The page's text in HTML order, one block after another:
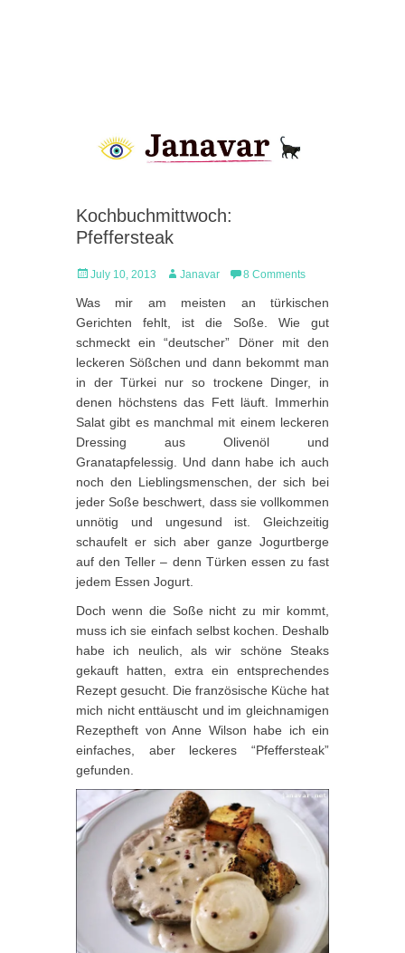
Kochbuchmittwoch:
Pfeffersteak
Posted
July 10, 2013 Author
Janavar 8 Comments
Was mir am meisten an türkischen
Gerichten fehlt, ist die Soße. Wie gut
schmeckt ein “deutscher” Döner mit den
leckeren Sößchen und dann bekommt man
in der Türkei nur so trockene Dinger, in
denen höchstens das Fett läuft. Immerhin
Salat gibt es manchmal mit einem leckeren
Dressing aus Olivenöl und
Granatapfelessig. Und dann habe ich auch
noch den Lieblingsmenschen, der sich bei
jeder Soße beschwert, dass sie vollkommen
unnötig und ungesund ist. Gleichzeitig
schaufelt er sich aber ganze Jogurtberge
auf den Teller – denn Türken essen zu fast
jedem Essen Jogurt.
Doch wenn die Soße nicht zu mir kommt,
muss ich sie einfach selbst kochen. Deshalb
habe ich neulich, als wir schöne Steaks
gekauft hatten, extra ein entsprechendes
Rezept gesucht. Die französische Küche hat
mich nicht enttäuscht und im gleichnamigen
Rezeptheft von Anne Wilson habe ich ein
einfaches, aber leckeres “Pfeffersteak”
gefunden.